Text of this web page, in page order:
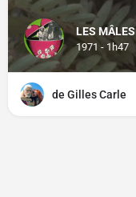
LES MÂLES
1971 - 1h47
de Gilles Carle